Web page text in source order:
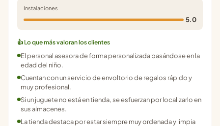
Instalaciones
5.0
👍 Lo que más valoran los clientes
El personal asesora de forma personalizada basándose en la
edad del niño.
Cuentan con un servicio de envoltorio de regalos rápido y
muy profesional.
Si un juguete no está en tienda, se esfuerzan por localizarlo en
sus almacenes.
La tienda destaca por estar siempre muy ordenada y limpia